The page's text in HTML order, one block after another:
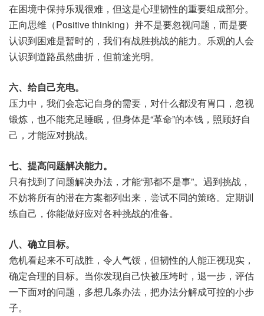
在困境中保持乐观很难，但这是心理韧性的重要组成部分。
正向思维（Positive thinking）并不是要忽视问题，而是要
认识到困难是暂时的，我们有战胜挑战的能力。乐观的人会
认识到道路虽然曲折，但前途光明。
六、给自己充电。
压力中，我们会忘记自身的需要，对什么都没有胃口，忽视
锻炼，也不能充足睡眠，但身体是“革命”的本钱，照顾好自
己，才能应对挑战。
七、提高问题解决能力。
只有找到了问题解决办法，才能“那都不是事”。遇到挑战，
不妨将所有的潜在方案都列出来，尝试不同的策略。定期训
练自己，你能做好应对各种挑战的准备。
八、确立目标。
危机看起来不可战胜，令人气馁，但韧性的人能正视现实，
确定合理的目标。当你发现自己快被压垮时，退一步，评估
一下面对的问题，多想几条办法，把办法分解成可控的小步
子。